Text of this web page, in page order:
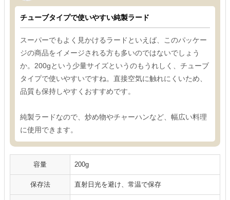
チューブタイプで使いやすい純製ラード
スーパーでもよく見かけるラードといえば、このパッケー
ジの商品をイメージされる方も多いのではないでしょう
か。200gという少量サイズというのもうれしく、チューブ
タイプで使いやすいですね。直接空気に触れにくいため、
品質も保持しやすくおすすめです。
純製ラードなので、炒め物やチャーハンなど、幅広い料理
に使用できます。
容量 200g
保存法 直射日光を避け、常温で保存